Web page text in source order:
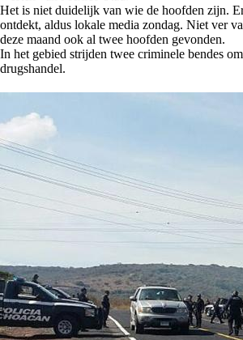
Het is niet duidelijk van wie de hoofden zijn.
ontdekt, aldus lokale media zondag. Niet ver
deze maand ook al twee hoofden gevonden.
In het gebied strijden twee criminele bendes
drugshandel.